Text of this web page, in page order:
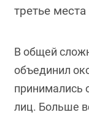
третье
В общей
объединил
принимались
лиц. Больше